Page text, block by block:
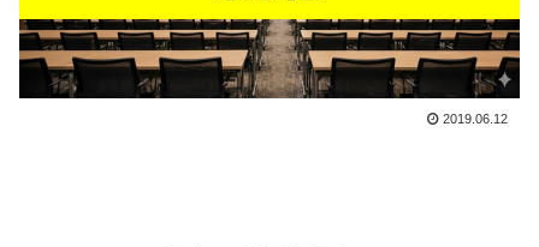
2019.06.12